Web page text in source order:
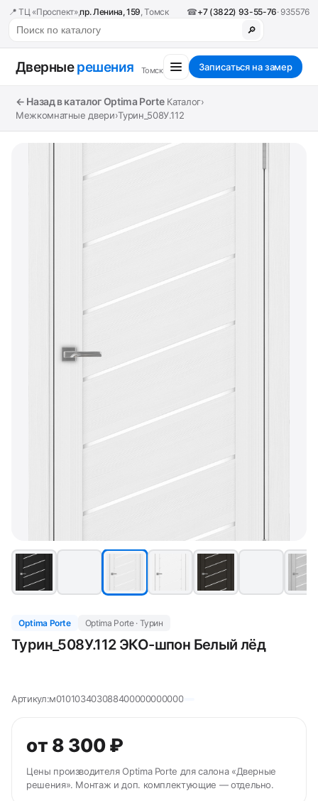
📍 ТЦ «Проспект»,пр. Ленина, 159, Томск ☎+7 (3822) 93-55-76· 935576
🔎
Дверныерешения Томск Записаться на замер
← Назад в каталог Optima Porte Каталог›
Межкомнатные двери›Турин_508У.112
Optima Porte Optima Porte · Турин
Турин_508У.112 ЭКО-шпон Белый лёд
Артикул:м010103403088400000000000
от 8 300 ₽
Цены производителя Optima Porte для салона «Дверные
решения». Монтаж и доп. комплектующие — отдельно.